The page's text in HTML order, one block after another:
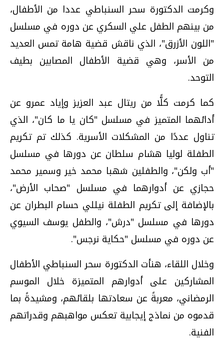
وكرمت الدكتورة سحر السنباطي عددا من الأطفال،
من بينهم الطفل علي السكري عن دوره في مسلسل
"اللون الأزرق"، الذي ناقش قضية هامة تمس العديد
من الأسر، وهي قضية الأطفال المصابين بطيف
التوحد.
كما كرمت كلًّا من ريتال عبد العزيز وإياد عمرو عن
أدائهما المتميز في مسلسل "كان يا ما كان"، الذي
تناول عددًا من المشكلات الأسرية. كذلك تم تكريم
الطفلة لوليا هشام سلطان عن دورها في مسلسل
"أب ولكن"، والطفلين شهبا محمد خير وسمير محمد
حجازي عن أدوارهما في مسلسل "صحاب الأرض"،
بالإضافة إلى تكريم الطفلة نيللي حسام البطران عن
دورها في مسلسل "درش"، والطفل يوسف السيوي
عن دوره في مسلسل "حكاية نرجس".
وخلال اللقاء، هنأت الدكتورة سحر السنباطي الأطفال
المشاركين على أدوارهم المتميزة خلال الموسم
الرمضاني، معربةً عن سعادتها بلقائهم، ومشيدةً بما
قدموه من نماذج إيجابية تعكس مواهبهم وقدراتهم
الفنية.